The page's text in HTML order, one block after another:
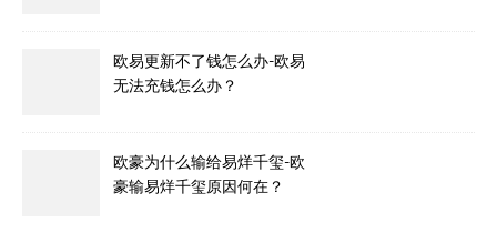
欧易更新不了钱怎么办-欧易
无法充钱怎么办？
欧豪为什么输给易烊千玺-欧
豪输易烊千玺原因何在？